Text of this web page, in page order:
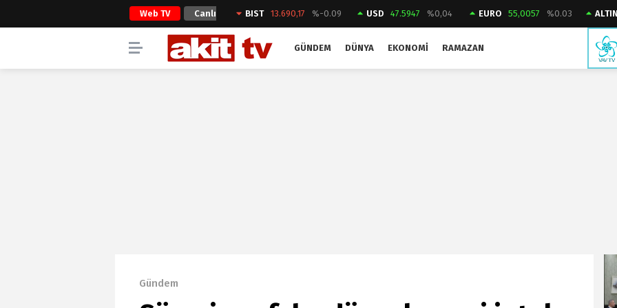
Web TV Canlı
Yayın
BIST 13.690,17 %-0.09 USD 47.5947 %0,04 EURO 55,0057 %0.03 ALTIN
GÜNDEM DÜNYA EKONOMI RAMAZAN
Gündem